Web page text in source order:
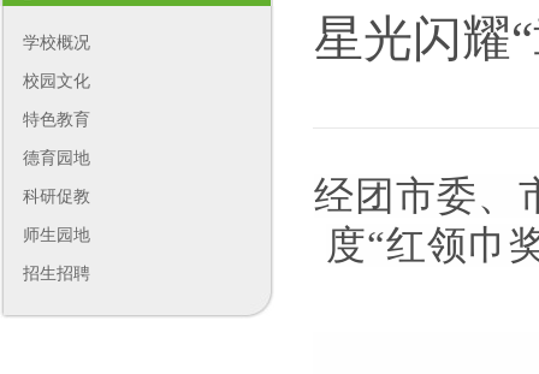
学校概况
校园文化
特色教育
德育园地
科研促教
师生园地
招生招聘
星光闪耀
经团市委、
度“红领巾